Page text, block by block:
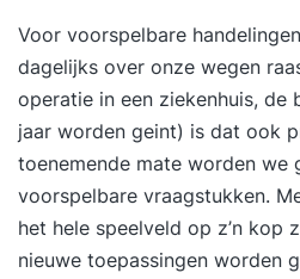
Voor voorspelbare
dagelijks over onze wegen
operatie in een ziekenhuis, de
jaar worden geint) is dat ook
toenemende mate worden we
voorspelbare vraagstukken.
het hele speelveld op z’n kop
nieuwe toepassingen worden